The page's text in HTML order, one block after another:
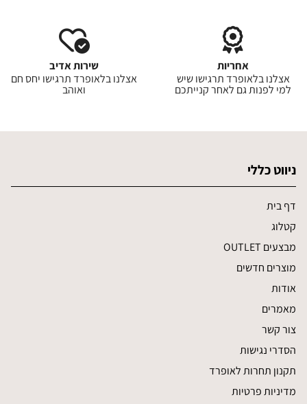
אחריות
אצלנו בלאופרד תרגישו שיש
למי לפנות גם לאחר קנייתכם
שירות אדיב
אצלנו בלאופרד תרגישו יחס חם
ואוהב
ניווט כללי
דף בית
קטלוג
מבצעים OUTLET
מוצרים חדשים
אודות
מאמרים
צור קשר
הסדרי נגישות
תקנון תחרות לאופרד
מדיניות פרטיות